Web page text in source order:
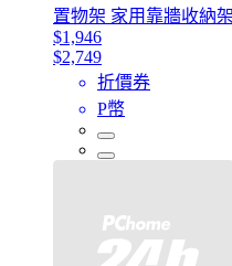
置物架 家用靠牆收納
$1,946
$2,749
折價券
P幣